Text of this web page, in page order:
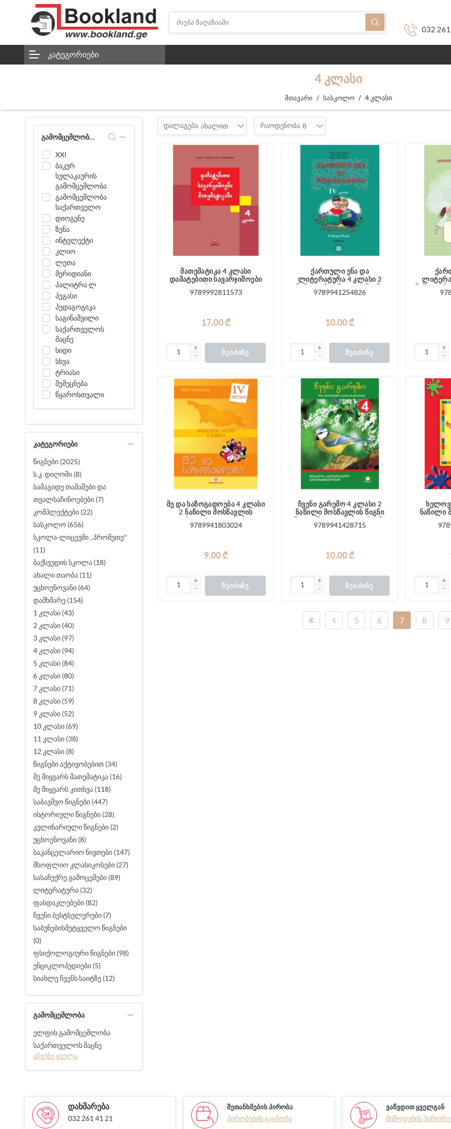
032
ᲙᲐᲢᲔᲒᲝᲠᲘᲔᲑᲘ
4 ᲙᲚᲐᲡᲘ
მთავარი / სასკოლო / 4 კლასი
ᲒᲐᲛᲝᲛᲪᲔᲛᲚᲝᲑᲘᲡ ᲛᲘᲮᲔᲓᲕᲘᲗ ᲒᲐᲤᲘᲚᲢᲕᲠᲐ
XXI
ბაკურ
სულაკაურის
გამომცემლობა
გამომცემლობა
საქართველო
დიოგენე
ზენა
ინტელექტი
კლიო
ლეთა
მერიდიანი
პალიტრა ლ
პეგასი
პედაგოგიკა
საგინაშვილი
საქართველოს
მაცნე
სიდი
სხვა
ტრიასი
შემეცნება
წყაროსთვალი
ᲙᲐᲢᲔᲒᲝᲠᲘᲔᲑᲘ
წიგნები (2025)
ს.კ. დიღომი (8)
სამაგიდე თამაშები და
თვალსაჩინოებები (7)
კომპლექტები (22)
სასკოლო (656)
სკოლა-ლიცეუმი ,,პრომეთე''
(11)
ბაქსვუდის სკოლა (18)
ახალი თაობა (11)
უცხოენოვანი (64)
დამხმარე (154)
1 კლასი (43)
2 კლასი (40)
3 კლასი (97)
4 კლასი (94)
5 კლასი (84)
6 კლასი (80)
7 კლასი (71)
8 კლასი (59)
9 კლასი (52)
10 კლასი (69)
11 კლასი (38)
12 კლასი (8)
წიგნები აქტივობებით (34)
მე მიყვარს მათემატიკა (16)
მე მიყვარს კითხვა (118)
საბავშვო წიგნები (447)
ისტორიული წიგნები (28)
კულინარიული წიგნები (2)
უცხოენოვანი (8)
საკანცელარიო ნივთები (147)
მსოფლიო კლასიკოსები (27)
სასაჩუქრე გამოცემები (89)
ლიტერატურა (32)
ფასდაკლებები (82)
ჩვენი ბესტსელერები (7)
საბუნებისმეტყველო წიგნები
(0)
ფსიქოლოგიური წიგნები (98)
ენციკლოპედიები (5)
სიახლე ჩვენს საიტზე (12)
ᲒᲐᲛᲝᲛᲪᲔᲛᲚᲝᲑᲐ
ელფის გამომცემლობა
საქართველოს მაცნე
აჩვენე ყველა
დალაგება ახალით რაოდენობა 8
მათემატიკა 4 კლასი
დამატებითი სავარჯიშოები
რუხაძე
9789992811573
17,00 ₾
ᲨᲔᲘᲫᲘᲜᲔ
ქართული ენა და
ლიტერატურა 4 კლასი 2
ნაწილი მოსწავლის წიგნი
მაღლაკელიძე
9789941254826
10,00 ₾
ᲨᲔᲘᲫᲘᲜᲔ
ნაწილი
მე და საზოგადოება 4 კლასი
2 ნაწილი მოსწავლის
9789941803024
9,00 ₾
ᲨᲔᲘᲫᲘᲜᲔ
ჩვენი გარემო 4 კლასი 2
ნაწილი მოსწავლის წიგნი
9789941428715
10,00 ₾
ᲨᲔᲘᲫᲘᲜᲔ
ნაწილი
5 6 7 8 9
ᲓᲐᲮᲛᲐᲠᲔᲑᲐ
032 261 41 21
ᲨᲔᲗᲐᲜᲮᲛᲔᲑᲘᲡ ᲞᲘᲠᲝᲑᲐ
პირობების გაცნობა
ᲕᲐᲬᲕᲓᲘᲗ ᲧᲕᲔᲚᲒᲐᲜ
მიწოდების